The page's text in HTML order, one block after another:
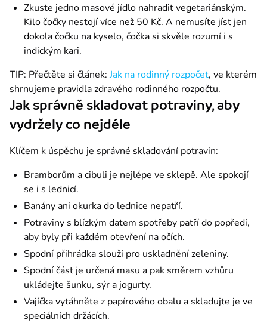
Zkuste jedno masové jídlo nahradit vegetariánským.
Kilo čočky nestojí více než 50 Kč. A nemusíte jíst jen
dokola čočku na kyselo, čočka si skvěle rozumí i s
indickým kari.
TIP: Přečtěte si článek: Jak na rodinný rozpočet, ve kterém
shrnujeme pravidla zdravého rodinného rozpočtu.
Jak správně skladovat potraviny, aby
vydržely co nejdéle
Klíčem k úspěchu je správné skladování potravin:
Bramborům a cibuli je nejlépe ve sklepě. Ale spokojí
se i s lednicí.
Banány ani okurka do lednice nepatří.
Potraviny s blízkým datem spotřeby patří do popředí,
aby byly při každém otevření na očích.
Spodní přihrádka slouží pro uskladnění zeleniny.
Spodní část je určená masu a pak směrem vzhůru
ukládejte šunku, sýr a jogurty.
Vajíčka vytáhněte z papírového obalu a skladujte je ve
speciálních držácích.